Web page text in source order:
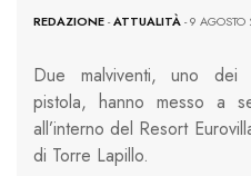
REDAZIONE-ATTUALITÀ- 9 AGOSTO
Due malviventi, uno dei
pistola, hanno messo a
all’interno del Resort
di Torre Lapillo.